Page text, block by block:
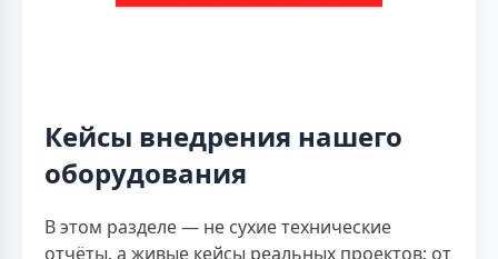
Кейсы внедрения нашего
оборудования
В этом разделе — не сухие технические
отчёты, а живые кейсы реальных проектов: от